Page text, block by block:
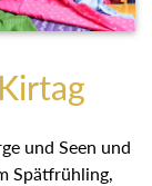
und Seen
Spätfrühling,